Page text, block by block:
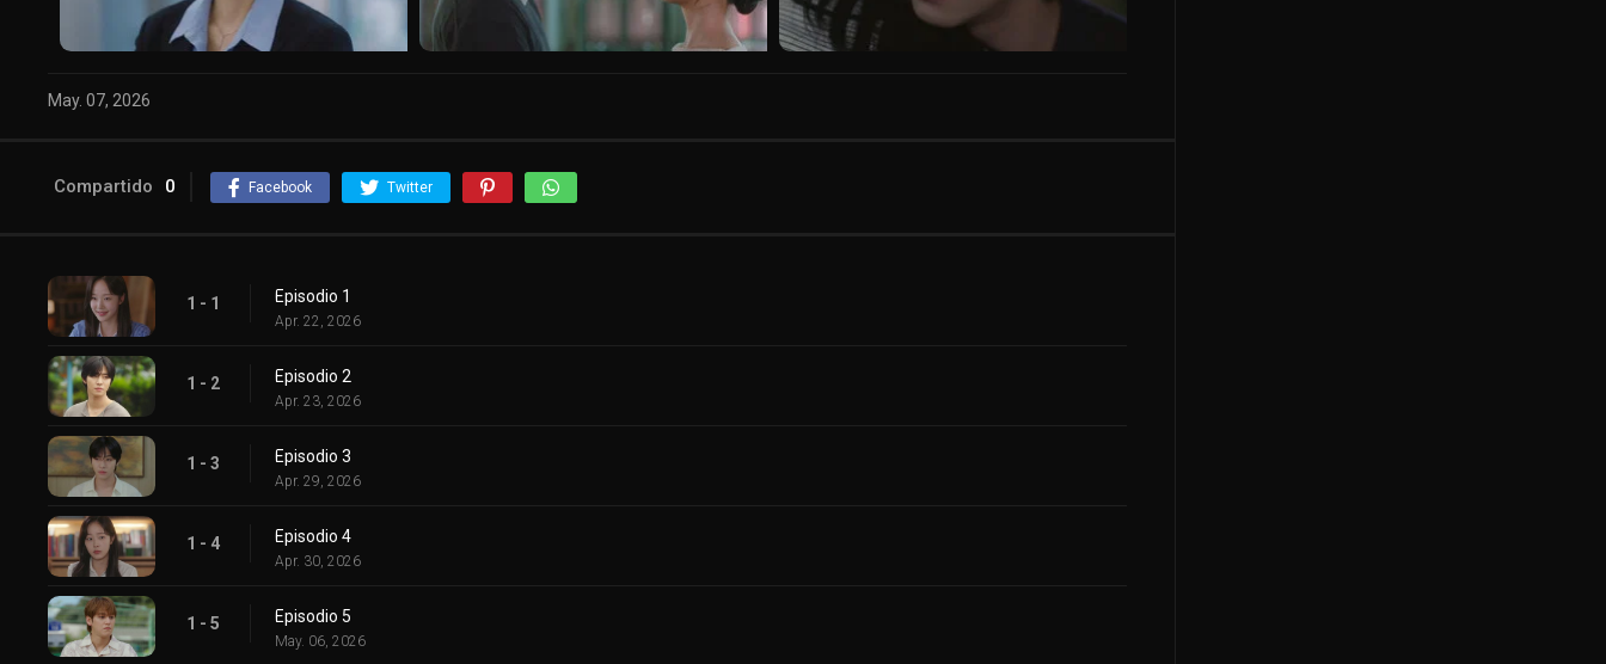
May. 07, 2026
Compartido 0 Facebook Twitter
1 - 1 Episodio 1
Apr. 22, 2026
1 - 2 Episodio 2
Apr. 23, 2026
1 - 3 Episodio 3
Apr. 29, 2026
1 - 4 Episodio 4
Apr. 30, 2026
1 - 5 Episodio 5
May. 06, 2026